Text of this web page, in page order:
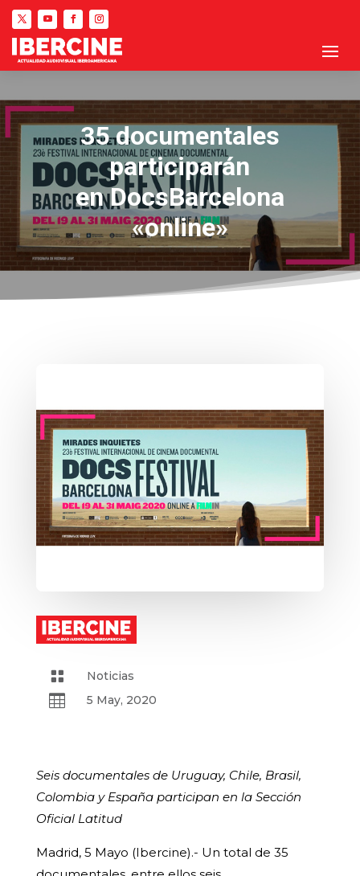
35 documentales
participarán
en DocsBarcelona
«online»
 Noticias
 5 May, 2020
Seis documentales de Uruguay, Chile, Brasil,
Colombia y España participan en la Sección
Oficial Latitud
Madrid, 5 Mayo (Ibercine).- Un total de 35